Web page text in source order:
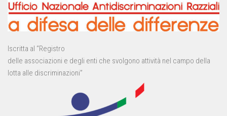
Iscritta al “Registro
delle associazioni e degli enti che svolgono attività nel campo della
lotta alle discriminazioni”